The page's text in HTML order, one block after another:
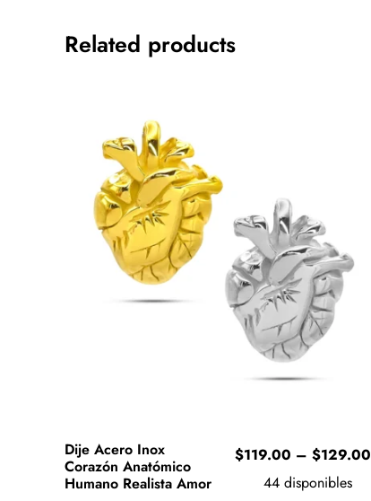
Related products
Dije Acero Inox
Corazón Anatómico
Humano Realista Amor
$119.00 – $129.00
44 disponibles